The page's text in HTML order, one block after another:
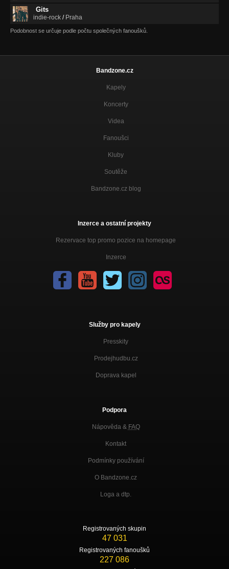
Gits
indie-rock / Praha
Podobnost se určuje podle počtu společných fanoušků.
Bandzone.cz
Kapely
Koncerty
Videa
Fanoušci
Kluby
Soutěže
Bandzone.cz blog
Inzerce a ostatní projekty
Rezervace top promo pozice na homepage
Inzerce
Služby pro kapely
Presskity
Prodejhudbu.cz
Doprava kapel
Podpora
Nápověda & FAQ
Kontakt
Podmínky používání
O Bandzone.cz
Loga a dtp.
Registrovaných skupin
47 031
Registrovaných fanoušků
227 086